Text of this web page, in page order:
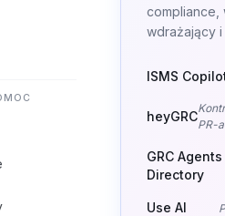
compliance,
wdrażający i
ISMS
heyGRC
PR-
GRC Agents
Directory
Use AI